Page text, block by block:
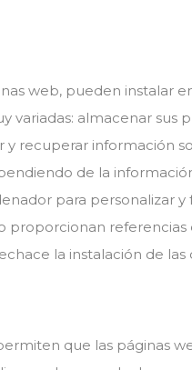
web, pueden instalar
variadas: almacenar sus
recuperar información
de la
para personalizar
proporcionan
la instalación de
que las páginas